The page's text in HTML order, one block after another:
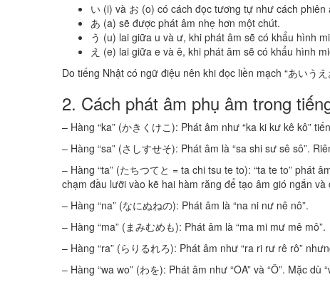
い (i) và お (o) có cách đọc tương tự như cách phiên
あ (a) sẽ được phát âm nhẹ hơn một chút.
う (u) lai giữa u và ư, khi phát âm sẽ có khẩu hình
え (e) lai giữa e và ê, khi phát âm sẽ có khẩu hình
Do tiếng Nhật có ngữ điệu nên khi đọc liền mạch “あいう
2. Cách phát âm phụ âm trong
– Hàng “ka” (かきくけこ): Phát âm như “ka ki kư kê kô”
– Hàng “sa” (さしすせそ): Phát âm là “sa shi sư sê sô”.
– Hàng “ta” (たちつてと = ta chi tsu te to): “ta te to” phát
chạm đầu lưỡi vào kẽ hai hàm răng để tạo âm gió ngắn và
– Hàng “na” (なにぬねの): Phát âm là “na ni nư nê nô”.
– Hàng “ma” (まみむめも): Phát âm là “ma mi mư mê mô”.
– Hàng “ra” (らりるれろ): Phát âm như “ra ri rư rê rô”
– Hàng “wa wo” (わを): Phát âm như “OA” và “Ô”. Mặc